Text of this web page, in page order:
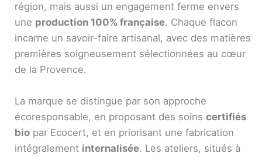
région, mais aussi un engagement ferme envers
une production 100% française. Chaque flacon
incarne un savoir-faire artisanal, avec des matières
premières soigneusement sélectionnées au cœur
de la Provence.
La marque se distingue par son approche
écoresponsable, en proposant des soins certifiés
bio par Ecocert, et en priorisant une fabrication
intégralement internalisée. Les ateliers, situés à